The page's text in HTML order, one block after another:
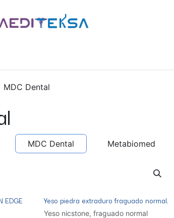
MDC Dental
MDC Dental Metabiomed
EDGE
Yeso piedra extraduro fraguado normal.
Yeso nicstone, fraguado normal